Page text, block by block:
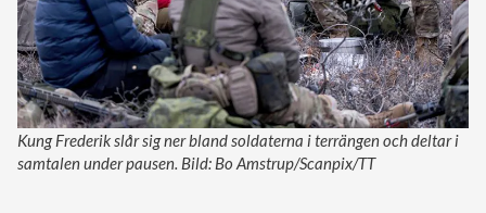
Kung Frederik slår sig ner bland soldaterna i terrängen och deltar i
samtalen under pausen. Bild: Bo Amstrup/Scanpix/TT